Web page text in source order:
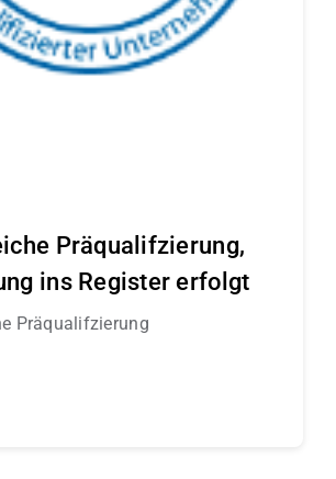
Präqualifzierung,
ins Register erfolgt
Präqualifzierung